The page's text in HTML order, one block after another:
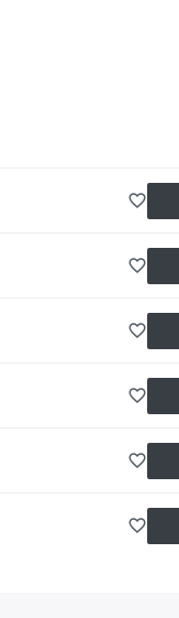
favorite_border
favorite_border
favorite_border
favorite_border
favorite_border
favorite_border